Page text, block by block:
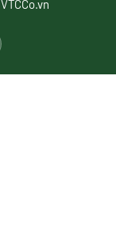
VTCCo.vn